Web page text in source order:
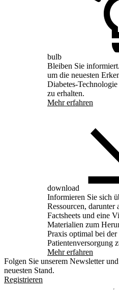
bulb
Bleiben Sie
um die neuesten
Diabetes-
zu erhalten.
Mehr erfahren
download
Informieren Sie sich
Ressourcen, darunter
Factsheets und eine
Materialien zum
Praxis optimal bei der
Patientenversorgung
Mehr erfahren
Folgen Sie unserem Newsletter
neuesten Stand.
Registrieren